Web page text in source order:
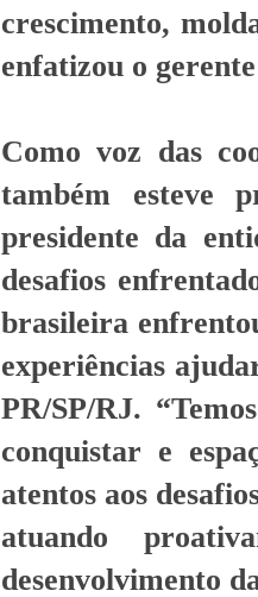
crescimento,
enfatizou o
Como voz das
também esteve
presidente da
desafios
brasileira
experiências
PR/SP/RJ.
conquistar e
atentos aos
atuando
desenvolvimento